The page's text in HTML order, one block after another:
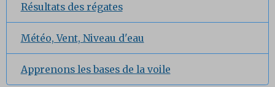
Résultats des régates
Météo, Vent, Niveau d'eau
Apprenons les bases de la voile